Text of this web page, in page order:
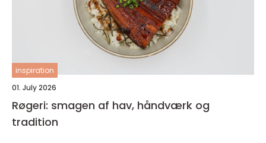
inspiration
01. July 2026
Røgeri: smagen af hav, håndværk og
tradition